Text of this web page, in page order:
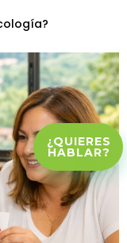
¿QUIERES
HABLAR?